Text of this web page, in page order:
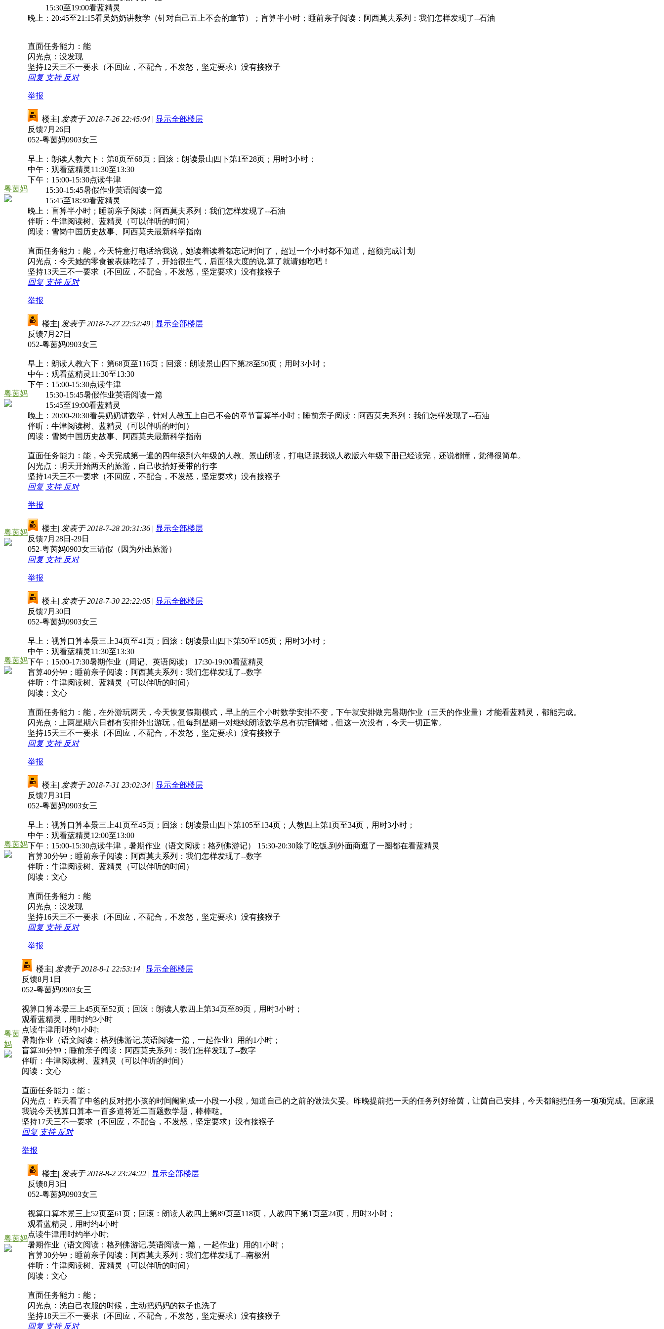
15:30至19:00看蓝精灵
晚上：20:45至21:15看吴奶奶讲数学（针对自己五上不会的章节）；盲算半小时；睡前亲子阅读：阿西莫夫系列：我们怎样发现了--石油
直面任务能力：能
闪光点：没发现
坚持12天三不一要求（不回应，不配合，不发怒，坚定要求）没有接猴子
回复 支持 反对
举报
粤茵妈
楼主| 发表于 2018-7-26 22:45:04 | 显示全部楼层
反馈7月26日
052-粤茵妈0903女三
早上：朗读人教六下：第8页至68页；回滚：朗读景山四下第1至28页；用时3小时；
中午：观看蓝精灵11:30至13:30
下午：15:00-15:30点读牛津
15:30-15:45暑假作业英语阅读一篇
15:45至18:30看蓝精灵
晚上：盲算半小时；睡前亲子阅读：阿西莫夫系列：我们怎样发现了--石油
伴听：牛津阅读树、蓝精灵（可以伴听的时间）
阅读：雪岗中国历史故事、阿西莫夫最新科学指南
直面任务能力：能，今天特意打电话给我说，她读着读着都忘记时间了，超过一个小时都不知道，超额完成计划
闪光点：今天她的零食被表妹吃掉了，开始很生气，后面很大度的说,算了就请她吃吧！
坚持13天三不一要求（不回应，不配合，不发怒，坚定要求）没有接猴子
回复 支持 反对
举报
粤茵妈
楼主| 发表于 2018-7-27 22:52:49 | 显示全部楼层
反馈7月27日
052-粤茵妈0903女三
早上：朗读人教六下：第68页至116页；回滚：朗读景山四下第28至50页；用时3小时；
中午：观看蓝精灵11:30至13:30
下午：15:00-15:30点读牛津
15:30-15:45暑假作业英语阅读一篇
15:45至19:00看蓝精灵
晚上：20:00-20:30看吴奶奶讲数学，针对人教五上自己不会的章节盲算半小时；睡前亲子阅读：阿西莫夫系列：我们怎样发现了--石油
伴听：牛津阅读树、蓝精灵（可以伴听的时间）
阅读：雪岗中国历史故事、阿西莫夫最新科学指南
直面任务能力：能，今天完成第一遍的四年级到六年级的人教、景山朗读，打电话跟我说人教版六年级下册已经读完，还说都懂，觉得很简单。
闪光点：明天开始两天的旅游，自己收拾好要带的行李
坚持14天三不一要求（不回应，不配合，不发怒，坚定要求）没有接猴子
回复 支持 反对
举报
粤茵妈 楼主| 发表于 2018-7-28 20:31:36 | 显示全部楼层
反馈7月28日-29日
052-粤茵妈0903女三请假（因为外出旅游）
回复 支持 反对
举报
粤茵妈
楼主| 发表于 2018-7-30 22:22:05 | 显示全部楼层
反馈7月30日
052-粤茵妈0903女三
早上：视算口算本景三上34页至41页；回滚：朗读景山四下第50至105页；用时3小时；
中午：观看蓝精灵11:30至13:30
下午：15:00-17:30暑期作业（周记、英语阅读） 17:30-19:00看蓝精灵
盲算40分钟；睡前亲子阅读：阿西莫夫系列：我们怎样发现了--数字
伴听：牛津阅读树、蓝精灵（可以伴听的时间）
阅读：文心
直面任务能力：能，在外游玩两天，今天恢复假期模式，早上的三个小时数学安排不变，下午就安排做完暑期作业（三天的作业量）才能看蓝精灵，都能完成。
闪光点：上两星期六日都有安排外出游玩，但每到星期一对继续朗读数学总有抗拒情绪，但这一次没有，今天一切正常。
坚持15天三不一要求（不回应，不配合，不发怒，坚定要求）没有接猴子
回复 支持 反对
举报
粤茵妈
楼主| 发表于 2018-7-31 23:02:34 | 显示全部楼层
反馈7月31日
052-粤茵妈0903女三
早上：视算口算本景三上41页至45页；回滚：朗读景山四下第105至134页；人教四上第1页至34页，用时3小时；
中午：观看蓝精灵12:00至13:00
下午：15:00-15:30点读牛津，暑期作业（语文阅读：格列佛游记） 15:30-20:30除了吃饭,到外面商逛了一圈都在看蓝精灵
盲算30分钟；睡前亲子阅读：阿西莫夫系列：我们怎样发现了--数字
伴听：牛津阅读树、蓝精灵（可以伴听的时间）
阅读：文心
直面任务能力：能
闪光点：没发现
坚持16天三不一要求（不回应，不配合，不发怒，坚定要求）没有接猴子
回复 支持 反对
举报
粤茵
妈
楼主| 发表于 2018-8-1 22:53:14 | 显示全部楼层
反馈8月1日
052-粤茵妈0903女三
视算口算本景三上45页至52页；回滚：朗读人教四上第34页至89页，用时3小时；
观看蓝精灵，用时约3小时
点读牛津用时约1小时;
暑期作业（语文阅读：格列佛游记,英语阅读一篇，一起作业）用的1小时；
盲算30分钟；睡前亲子阅读：阿西莫夫系列：我们怎样发现了--数字
伴听：牛津阅读树、蓝精灵（可以伴听的时间）
阅读：文心
直面任务能力：能；
闪光点：昨天看了申爸的反对把小孩的时间阉割成一小段一小段，知道自己的之前的做法欠妥。昨晚提前把一天的任务列好给茵，让茵自己安排，今天都能把任务一项项完成。回家跟
我说今天视算口算本一百多道将近二百题数学题，棒棒哒。
坚持17天三不一要求（不回应，不配合，不发怒，坚定要求）没有接猴子
回复 支持 反对
举报
粤茵妈
楼主| 发表于 2018-8-2 23:24:22 | 显示全部楼层
反馈8月3日
052-粤茵妈0903女三
视算口算本景三上52页至61页；回滚：朗读人教四上第89页至118页，人教四下第1页至24页，用时3小时；
观看蓝精灵，用时约4小时
点读牛津用时约半小时;
暑期作业（语文阅读：格列佛游记,英语阅读一篇，一起作业）用的1小时；
盲算30分钟；睡前亲子阅读：阿西莫夫系列：我们怎样发现了--南极洲
伴听：牛津阅读树、蓝精灵（可以伴听的时间）
阅读：文心
直面任务能力：能；
闪光点：洗自己衣服的时候，主动把妈妈的袜子也洗了
坚持18天三不一要求（不回应，不配合，不发怒，坚定要求）没有接猴子
回复 支持 反对